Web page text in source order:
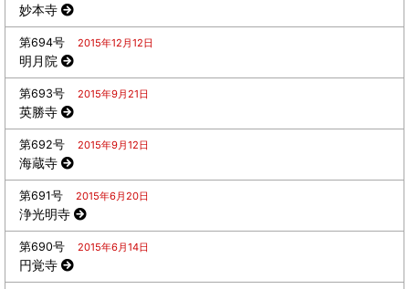
妙本寺
第694号 2015年12月12日
明月院
第693号 2015年9月21日
英勝寺
第692号 2015年9月12日
海蔵寺
第691号 2015年6月20日
浄光明寺
第690号 2015年6月14日
円覚寺